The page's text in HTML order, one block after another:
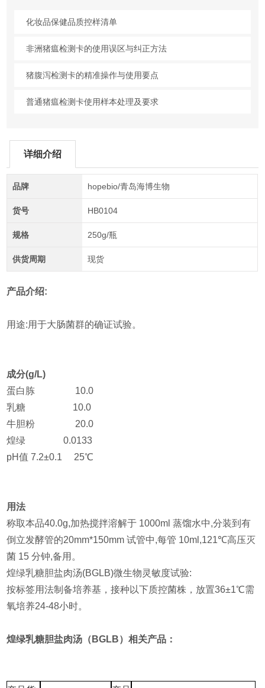
化妆品保健品质控样清单
非洲猪瘟检测卡的使用误区与纠正方法
猪腹泻检测卡的精准操作与使用要点
普通猪瘟检测卡使用样本处理及要求
详细介绍
品牌 hopebio/青岛海博生物
货号 HB0104
规格 250g/瓶
供货周期 现货
产品介绍:
用途:用于大肠菌群的确证试验。
成分(g/L)
蛋白胨 10.0
乳糖 10.0
牛胆粉 20.0
煌绿 0.0133
pH值 7.2±0.1 25℃
用法
称取本品40.0g,加热搅拌溶解于 1000ml 蒸馏水中,分装到有
倒立发酵管的20mm*150mm 试管中,每管 10ml,121℃高压灭
菌 15 分钟,备用。
煌绿乳糖胆盐肉汤(BGLB)微生物灵敏度试验:
按标签用法制备培养基，接种以下质控菌株，放置36±1℃需
氧培养24-48小时。
煌绿乳糖胆盐肉汤（BGLB）相关产品：